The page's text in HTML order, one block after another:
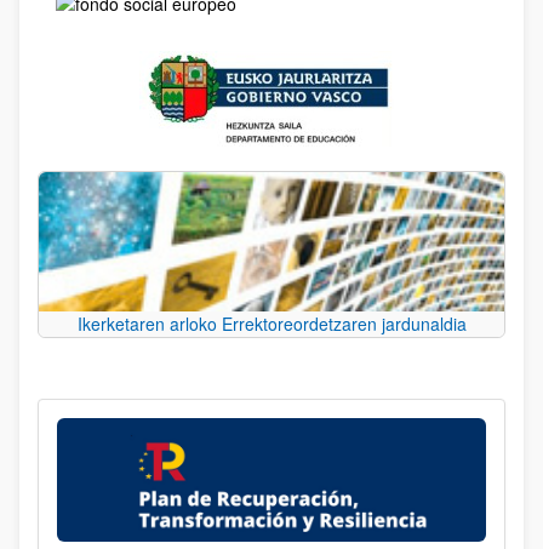
Ikerketaren arloko Errektoreordetzaren jardunaldia